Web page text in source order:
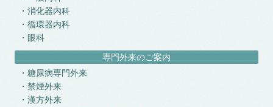
消化器内科
循環器内科
眼科
専門外来のご案内
糖尿病専門外来
禁煙外来
漢方外来